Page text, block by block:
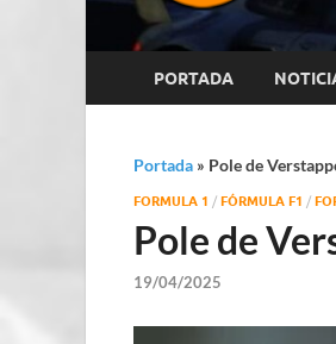
PORTADA
Portada » Pole de
FORMULA 1 / FÓRMULA F1 /
Pole de
19/04/2025